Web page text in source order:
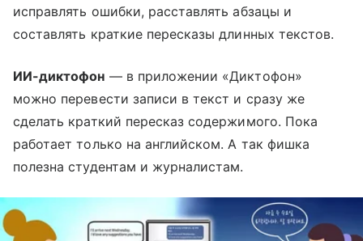
исправлять ошибки, расставлять абзацы и
составлять краткие пересказы длинных текстов.
ИИ-диктофон — в приложении «Диктофон»
можно перевести записи в текст и сразу же
сделать краткий пересказ содержимого. Пока
работает только на английском. А так фишка
полезна студентам и журналистам.